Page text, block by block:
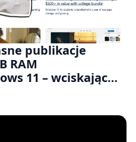
publikacje
RAM
11 – wciskając
z 8 GB RAM po